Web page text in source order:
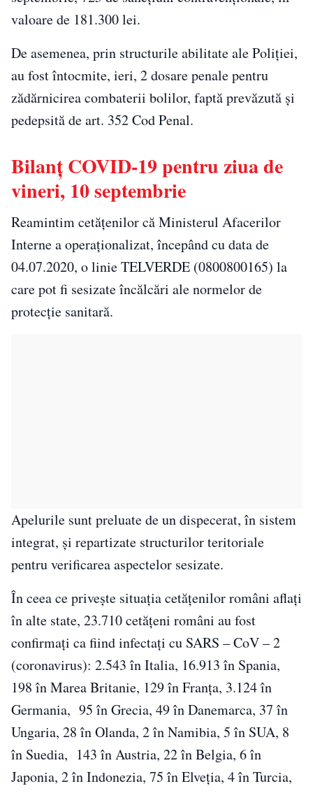
valoare de 181.300 lei.
De asemenea, prin structurile abilitate ale Poliției,
au fost întocmite, ieri, 2 dosare penale pentru
zădărnicirea combaterii bolilor, faptă prevăzută și
pedepsită de art. 352 Cod Penal.
Bilanţ COVID-19 pentru ziua de
vineri, 10 septembrie
Reamintim cetățenilor că Ministerul Afacerilor
Interne a operaționalizat, începând cu data de
04.07.2020, o linie TELVERDE (0800800165) la
care pot fi sesizate încălcări ale normelor de
protecție sanitară.
Apelurile sunt preluate de un dispecerat, în sistem
integrat, și repartizate structurilor teritoriale
pentru verificarea aspectelor sesizate.
În ceea ce privește situația cetățenilor români aflați
în alte state, 23.710 cetățeni români au fost
confirmați ca fiind infectați cu SARS – CoV – 2
(coronavirus): 2.543 în Italia, 16.913 în Spania,
198 în Marea Britanie, 129 în Franța, 3.124 în
Germania, 95 în Grecia, 49 în Danemarca, 37 în
Ungaria, 28 în Olanda, 2 în Namibia, 5 în SUA, 8
în Suedia, 143 în Austria, 22 în Belgia, 6 în
Japonia, 2 în Indonezia, 75 în Elveția, 4 în Turcia,